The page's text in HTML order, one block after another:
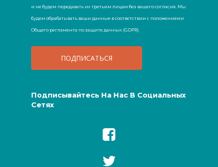
и не будем передавать их третьим лицам без вашего согласия. Мы
будем обрабатывать ваши данные в соответствии с положениями
Общего регламента по защите данных (GDPR).
Подписывайтесь На Нас В Социальных
Сетях